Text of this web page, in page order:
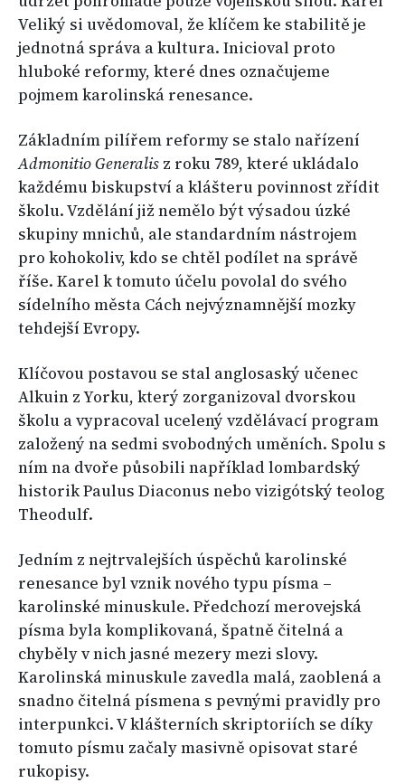
Veliký si uvědomoval, že klíčem ke stabilitě je
jednotná správa a kultura. Inicioval proto
hluboké reformy, které dnes označujeme
pojmem karolinská renesance.
Základním pilířem reformy se stalo nařízení
Admonitio Generalis z roku 789, které ukládalo
každému biskupství a klášteru povinnost zřídit
školu. Vzdělání již nemělo být výsadou úzké
skupiny mnichů, ale standardním nástrojem
pro kohokoliv, kdo se chtěl podílet na správě
říše. Karel k tomuto účelu povolal do svého
sídelního města Cách nejvýznamnější mozky
tehdejší Evropy.
Klíčovou postavou se stal anglosaský učenec
Alkuin z Yorku, který zorganizoval dvorskou
školu a vypracoval ucelený vzdělávací program
založený na sedmi svobodných uměních. Spolu s
ním na dvoře působili například lombardský
historik Paulus Diaconus nebo vizigótský teolog
Theodulf.
Jedním z nejtrvalejších úspěchů karolinské
renesance byl vznik nového typu písma –
karolinské minuskule. Předchozí merovejská
písma byla komplikovaná, špatně čitelná a
chyběly v nich jasné mezery mezi slovy.
Karolinská minuskule zavedla malá, zaoblená a
snadno čitelná písmena s pevnými pravidly pro
interpunkci. V klášterních skriptoriích se díky
tomuto písmu začaly masivně opisovat staré
rukopisy.